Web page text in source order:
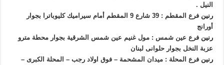
النيل .
رنين
فرع المقطم : 39 شارع 9 المقطم أمام سيراميك كليوباترا بجوار
أورانج
رنينفرع عين شمس : مول غنيم عين شمس الشرقية بجوار محطة مترو
عزبة النخل بجوار حلوانى لبنان
رنينفرع المحلة : ميدان المشحمة – فوق اولاد رجب – المحلة الكبرى –